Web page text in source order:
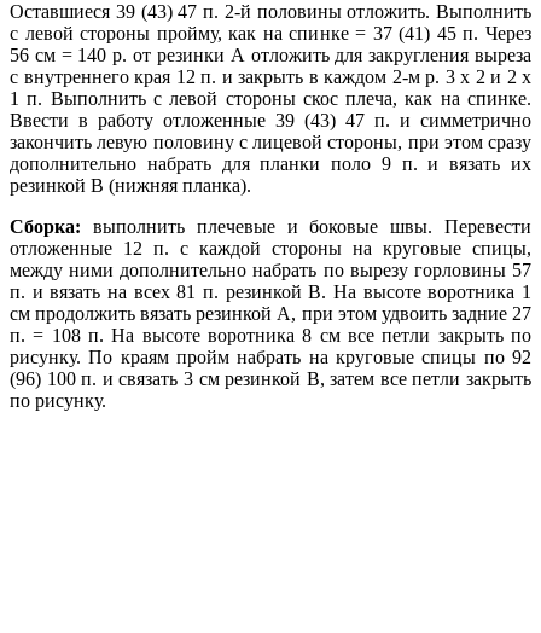
Оставшиеся 39 (43) 47 п. 2-й половины отложить. Выполнить
с левой стороны пройму, как на спинке = 37 (41) 45 п. Через
56 см = 140 р. от резинки А отложить для закругления выреза
с внутреннего края 12 п. и закрыть в каждом 2-м р. 3 х 2 и 2 х
1 п. Выполнить с левой стороны скос плеча, как на спинке.
Ввести в работу отложенные 39 (43) 47 п. и симметрично
закончить левую половину с лицевой стороны, при этом сразу
дополнительно набрать для планки поло 9 п. и вязать их
резинкой В (нижняя планка).
Сборка: выполнить плечевые и боковые швы. Перевести
отложенные 12 п. с каждой стороны на круговые спицы,
между ними дополнительно набрать по вырезу горловины 57
п. и вязать на всех 81 п. резинкой В. На высоте воротника 1
см продолжить вязать резинкой А, при этом удвоить задние 27
п. = 108 п. На высоте воротника 8 см все петли закрыть по
рисунку. По краям пройм набрать на круговые спицы по 92
(96) 100 п. и связать 3 см резинкой В, затем все петли закрыть
по рисунку.